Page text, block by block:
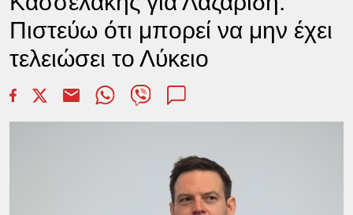
Πιστεύω ότι μπορεί να μην έχει
τελειώσει το Λύκειο